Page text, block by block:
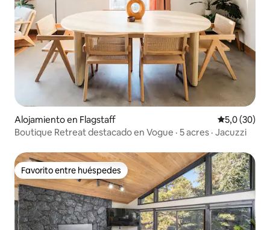
Alojamiento en Flagstaff Calificación
5,0 (30)
Boutique Retreat destacado en Vogue · 5 acres · Jacuzzi
Favorito entre huéspedes
Favorito entre huéspedes